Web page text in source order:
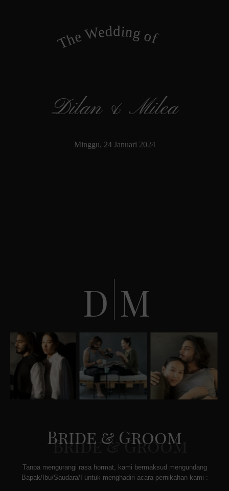
The Wedding of
Dilan & Milea
Minggu, 24 Januari 2024
D M
Bride & Groom
Tanpa mengurangi rasa hormat, kami bermaksud mengundang
Bapak/Ibu/Saudara/I untuk menghadiri acara pernikahan kami :